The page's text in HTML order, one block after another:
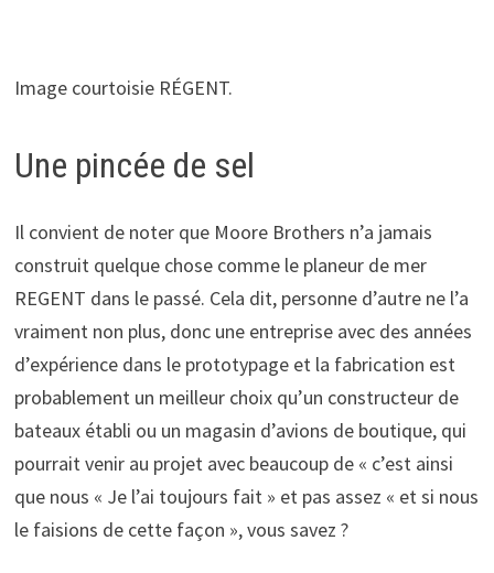
Image courtoisie RÉGENT.
Une pincée de sel
Il convient de noter que Moore Brothers n’a jamais
construit quelque chose comme le planeur de mer
REGENT dans le passé. Cela dit, personne d’autre ne l’a
vraiment non plus, donc une entreprise avec des années
d’expérience dans le prototypage et la fabrication est
probablement un meilleur choix qu’un constructeur de
bateaux établi ou un magasin d’avions de boutique, qui
pourrait venir au projet avec beaucoup de « c’est ainsi
que nous « Je l’ai toujours fait » et pas assez « et si nous
le faisions de cette façon », vous savez ?